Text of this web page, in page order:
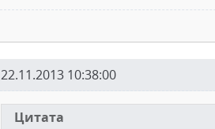
22.11.2013 10:38:00
Цитата